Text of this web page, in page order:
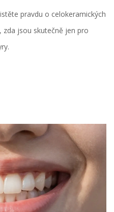
pravdu o celokeramických
jsou skutečně jen pro